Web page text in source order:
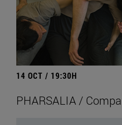
14 OCT / 19:30H
PHARSALIA /